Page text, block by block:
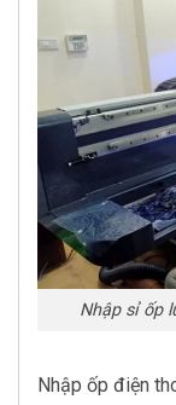
Nhập sỉ ốp
Nhập ốp điện